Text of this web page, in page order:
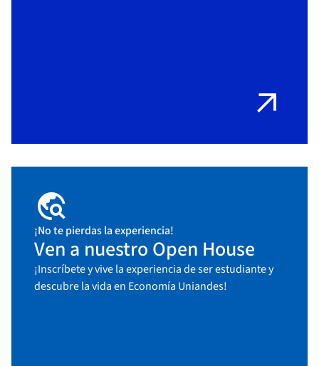
arrow_outward
travel_explore
¡No te pierdas la experiencia!
Ven a nuestro Open House
¡Inscríbete y vive la experiencia de ser estudiante y
descubre la vida en Economía Uniandes!